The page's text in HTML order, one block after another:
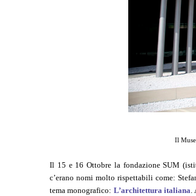
Il
Il 15 e 16 Ottobre la fondazione SUM
c’erano nomi molto rispettabili come:
tema monografico: L’architettura italiana.